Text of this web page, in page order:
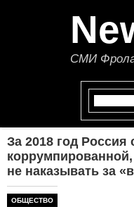
СМИ Фрола
За 2018 год Россия
не наказывать за
ОБЩЕСТВО